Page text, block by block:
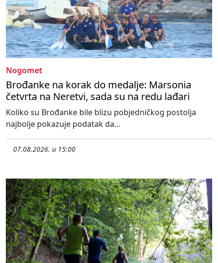
Nogomet
Brođanke na korak do medalje: Marsonia
četvrta na Neretvi, sada su na redu lađari
Koliko su Brođanke bile blizu pobjedničkog postolja
najbolje pokazuje podatak da...
07.08.2026. u 15:00